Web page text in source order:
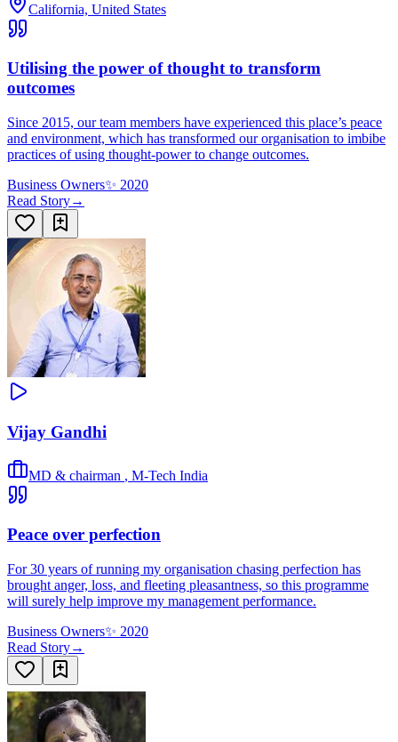
California, United States
Utilising the power of thought to transform
outcomes
Since 2015, our team members have experienced this place’s peace
and environment, which has transformed our organisation to imbibe
practices of using thought-power to change outcomes.
Business Owners✨ 2020
Read Story→
Vijay Gandhi
MD & chairman , M-Tech India
Peace over perfection
For 30 years of running my organisation chasing perfection has
brought anger, loss, and fleeting pleasantness, so this programme
will surely help improve my management performance.
Business Owners✨ 2020
Read Story→